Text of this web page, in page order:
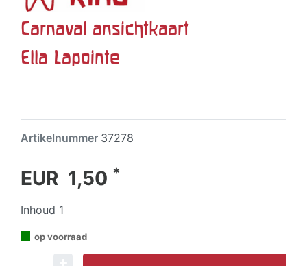
Carnaval ansichtkaart
Ella Lapointe
Artikelnummer 37278
EUR 1,50 *
Inhoud 1
op voorraad